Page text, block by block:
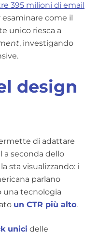
395 milioni di email
come il
unico riesca a
, investigando
design
di adattare
a seconda dello
sta visualizzando: i
parlano
una tecnologia
un CTR più alto.
unici delle